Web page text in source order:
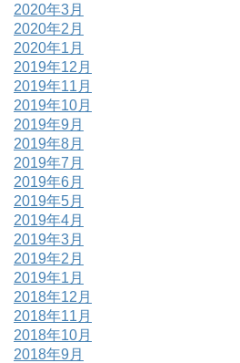
2020年3月
2020年2月
2020年1月
2019年12月
2019年11月
2019年10月
2019年9月
2019年8月
2019年7月
2019年6月
2019年5月
2019年4月
2019年3月
2019年2月
2019年1月
2018年12月
2018年11月
2018年10月
2018年9月